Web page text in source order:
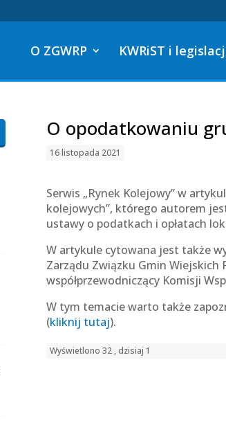
O ZGWRP KWRiST i
O opodatkowaniu
16 listopada 2021
Serwis „Rynek Kolejowy” w
kolejowych”, którego autorem
ustawy o podatkach i opłatach
W artykule cytowana jest także
Zarządu Związku Gmin Wiejskich
współprzewodniczący Komisji
W tym temacie warto także
(kliknij tutaj).
Wyświetlono 32 , dzisiaj 1